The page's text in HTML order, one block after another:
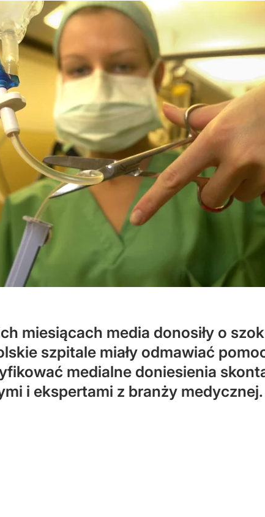
miesiącach media donosiły o
szpitale miały odmawiać
medialne doniesienia
i ekspertami z branży medycznej.